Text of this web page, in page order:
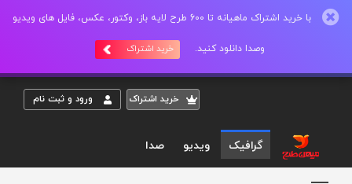
با خرید اشتراک ماهیانه تا 600 طرح لایه باز، وکتور، عکس، فایل های ویدیو
وصدا دانلود کنید. خرید اشتراک
خريد اشتراک ورود و ثبت نام
گرافیک ویدیو صدا